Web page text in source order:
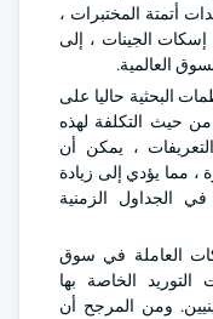
أتمتة المختبرات ،
إسكات الجينات ، إلى
العالمية.
البحثية حاليا على
حيث التكلفة لهذه
التعريفات ، يمكن أن
مما يؤدي إلى زيادة
في الجداول الزمنية
العاملة في سوق
التوريد الخاصة بها
ومن المرجح أن